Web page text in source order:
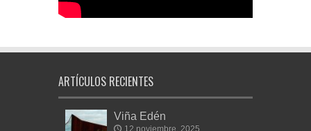
ARTÍCULOS RECIENTES
Viña Edén
12 noviembre, 2025